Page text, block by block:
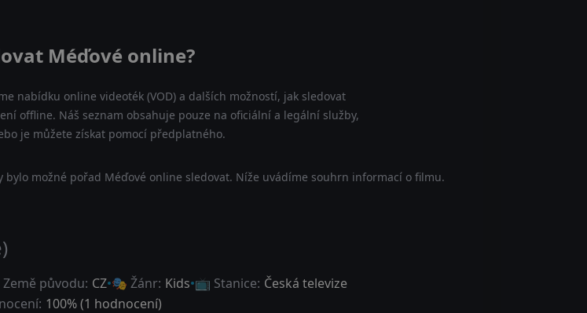
Méďové online?
nabídku online videoték (VOD) a dalších možností, jak sledovat
offline. Náš seznam obsahuje pouze na oficiální a legální služby,
je můžete získat pomocí předplatného.
možné pořad Méďové online sledovat. Níže uvádíme souhrn informací o filmu.
původu: CZ 🎭 Žánr: Kids 📺 Stanice: Česká televize
100% (1 hodnocení)